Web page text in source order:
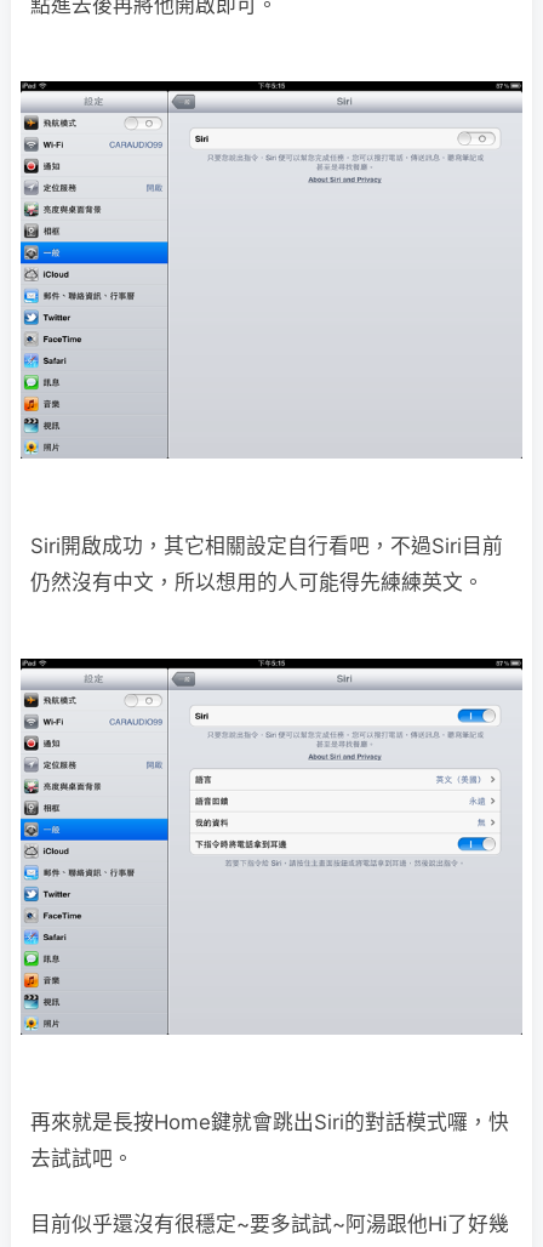
點進去後再將他開啟即可。
Siri開啟成功，其它相關設定自行看吧，不過Siri目前
仍然沒有中文，所以想用的人可能得先練練英文。
再來就是長按Home鍵就會跳出Siri的對話模式囉，快
去試試吧。
目前似乎還沒有很穩定~要多試試~阿湯跟他Hi了好幾